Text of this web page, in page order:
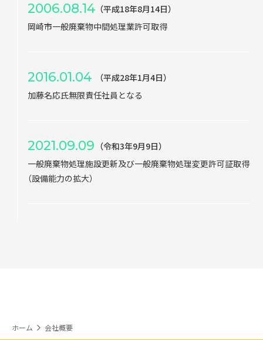
2006.08.14 （平成18年8月14日）
岡崎市一般廃棄物中間処理業許可取得
2016.01.04
（平成28年1月4日）
加藤名応氏無限責任社員となる
2021.09.09 （令和3年9月9日）
一般廃棄物処理施設更新及び一般廃棄物処理変更許可証取得
（設備能力の拡大）
ホーム 会社概要